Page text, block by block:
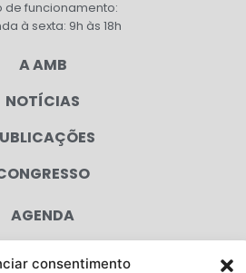
consentimento
de funcionamento:
à sexta: 9h às 18h
A AMB
NOTÍCIAS
AGENDA